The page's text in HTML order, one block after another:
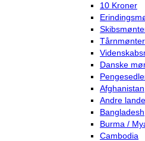
10 Kroner
Tårnmønter
Danske
Afghanistan
Andre lande.
Bangladesh
Burma /
Cambodia